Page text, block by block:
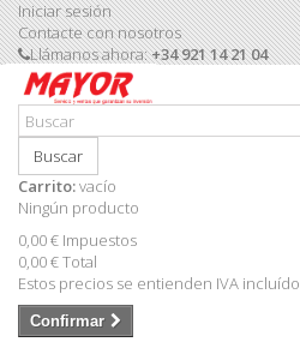
Iniciar sesión
Contacte con nosotros
Llámanos ahora:+34 921 14 21 04
Buscar
Carrito:vacío
Ningún producto
0,00 € Impuestos
0,00 €Total
Estos precios se entienden IVA incluído
Confirmar